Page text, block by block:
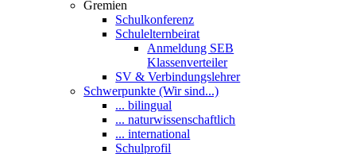
Gremien
Schulkonferenz
Schulelternbeirat
Anmeldung SEB
Klassenverteiler
SV & Verbindungslehrer
Schwerpunkte (Wir sind...)
... bilingual
... naturwissenschaftlich
... international
Schulprofil